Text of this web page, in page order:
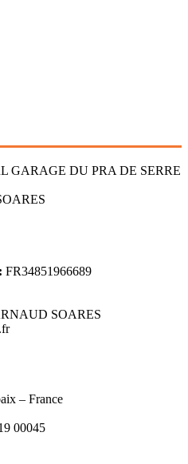
GARAGE DU PRA DE SERRE
FR34851966689
SOARES
– France
00045